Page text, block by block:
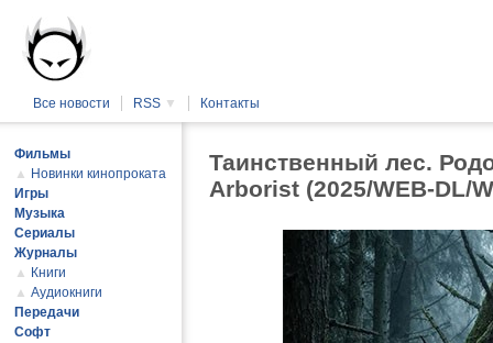
Все новости RSS ▼ Контакты
Таинственный лес.
Arborist (2025/WEB-DL/
Фильмы
▲ Новинки кинопроката
Игры
Музыка
Сериалы
Журналы
▲ Книги
▲ Аудиокниги
Передачи
Софт